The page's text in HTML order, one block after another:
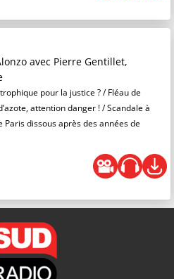
avec Pierre Gentillet,
pour la justice ? / Fléau de
attention danger ! / Scandale à
Paris dissous après des années de